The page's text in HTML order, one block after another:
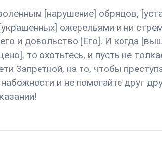
[нарушение] обрядов,
ожерельями и ни
и довольство [Его]. И когда
то охотьтесь, и пусть не
Запретной, на то, чтобы
и не помогайте друг